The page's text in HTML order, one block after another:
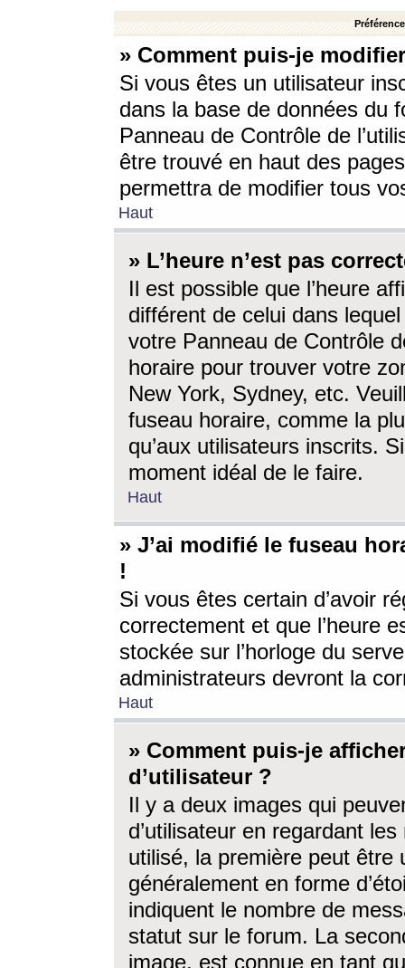
» Comment puis-je
Si vous êtes un utilisateur
dans la base de données du
Panneau de Contrôle de
être trouvé en haut des
permettra de modifier tous
Haut
» L’heure n’est pas
Il est possible que l’heure
différent de celui dans
votre Panneau de Contrôle
horaire pour trouver votre
New York, Sydney, etc.
fuseau horaire, comme la
qu’aux utilisateurs inscrits.
moment idéal de le faire.
Haut
» J’ai modifié le fuseau
!
Si vous êtes certain d’avoir
correctement et que l’heure
stockée sur l’horloge du
administrateurs devront la
Haut
» Comment puis-je
d’utilisateur ?
Il y a deux images qui
d’utilisateur en regardant
utilisé, la première peut être
généralement en forme
indiquent le nombre de
statut sur le forum. La
image, est connue en tant